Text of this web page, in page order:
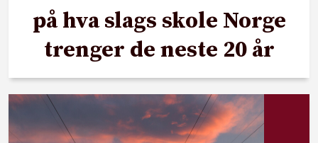
på hva slags skole Norge
trenger de neste 20 år